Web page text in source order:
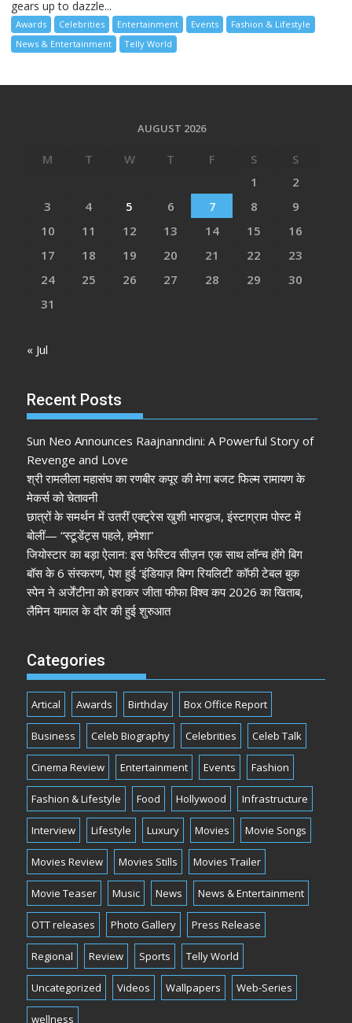
gears up to dazzle...
Awards Celebrities Entertainment Events
Fashion & Lifestyle
News & Entertainment
Telly World
AUGUST 2026
M T W T F S
S
1
2
3
4 5 6 7 8
9
10
11 12 13 14 15
16
17
18 19 20 21 22
23
24
25 26 27 28 29
30
31
« Jul
Recent Posts
Sun Neo Announces Raajnanndini: A Powerful Story of
Revenge and Love
श्री रामलीला महासंघ का रणबीर कपूर की मेगा बजट फिल्म रामायण के
मेकर्स को चेतावनी
छात्रों के समर्थन में उतरीं एक्ट्रेस खुशी भारद्वाज, इंस्टाग्राम पोस्ट में
बोलीं— “स्टूडेंट्स पहले, हमेशा”
जियोस्टार का बड़ा ऐलान: इस फेस्टिव सीज़न एक साथ लॉन्च होंगे बिग
बॉस के 6 संस्करण, पेश हुई ‘इंडियाज़ बिग्ग रियलिटी’ कॉफी टेबल बुक
स्पेन ने अर्जेंटीना को हराकर जीता फीफा विश्व कप 2026 का खिताब,
लैमिन यामाल के दौर की हुई शुरुआत
Categories
Artical Awards Birthday Box Office Report
Business Celeb Biography Celebrities Celeb Talk
Cinema Review Entertainment Events Fashion
Fashion & Lifestyle Food Hollywood Infrastructure
Interview Lifestyle Luxury Movies Movie Songs
Movies Review Movies Stills Movies Trailer
Movie Teaser Music News News & Entertainment
OTT releases Photo Gallery Press Release
Regional Review Sports Telly World
Uncategorized Videos Wallpapers Web-Series
wellness